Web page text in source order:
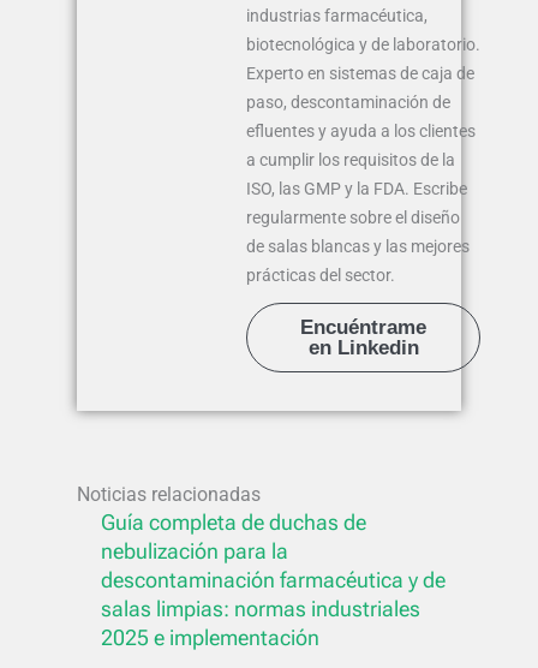
industrias farmacéutica,
biotecnológica y de laboratorio.
Experto en sistemas de caja de
paso, descontaminación de
efluentes y ayuda a los clientes
a cumplir los requisitos de la
ISO, las GMP y la FDA. Escribe
regularmente sobre el diseño
de salas blancas y las mejores
prácticas del sector.
Encuéntrame
en Linkedin
Noticias relacionadas
Guía completa de duchas de
nebulización para la
descontaminación farmacéutica y de
salas limpias: normas industriales
2025 e implementación